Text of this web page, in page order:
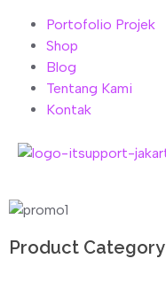
Portofolio Projek
Shop
Blog
Tentang Kami
Kontak
Product Category